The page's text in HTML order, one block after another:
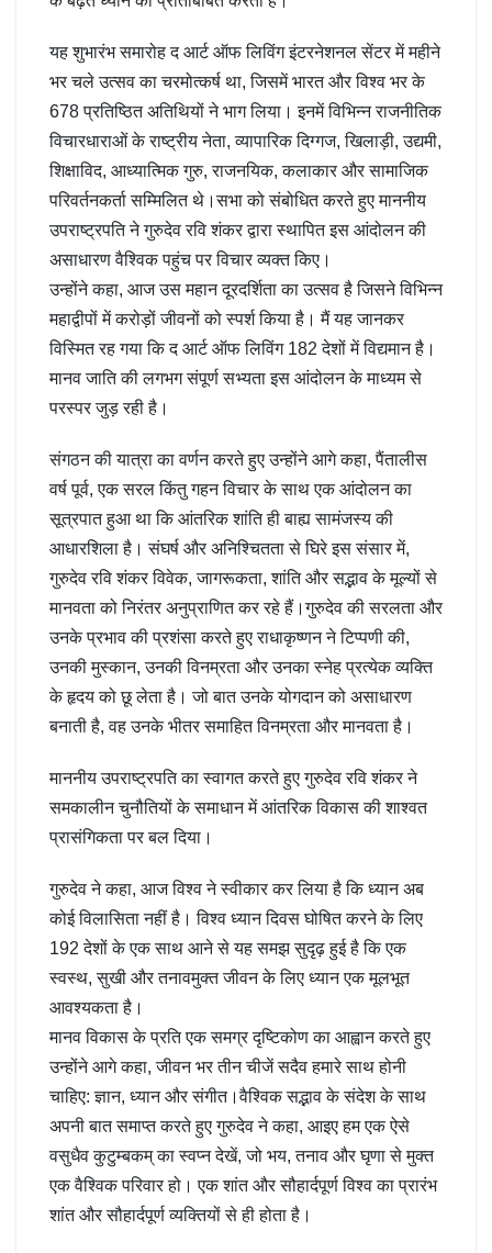
यह शुभारंभ समारोह द आर्ट ऑफ लिविंग इंटरनेशनल सेंटर में महीने
भर चले उत्सव का चरमोत्कर्ष था, जिसमें भारत और विश्व भर के
678 प्रतिष्ठित अतिथियों ने भाग लिया। इनमें विभिन्न राजनीतिक
विचारधाराओं के राष्ट्रीय नेता, व्यापारिक दिग्गज, खिलाड़ी, उद्यमी,
शिक्षाविद, आध्यात्मिक गुरु, राजनयिक, कलाकार और सामाजिक
परिवर्तनकर्ता सम्मिलित थे।सभा को संबोधित करते हुए माननीय
उपराष्ट्रपति ने गुरुदेव रवि शंकर द्वारा स्थापित इस आंदोलन की
असाधारण वैश्विक पहुंच पर विचार व्यक्त किए।
उन्होंने कहा, आज उस महान दूरदर्शिता का उत्सव है जिसने विभिन्न
महाद्वीपों में करोड़ों जीवनों को स्पर्श किया है। मैं यह जानकर
विस्मित रह गया कि द आर्ट ऑफ लिविंग 182 देशों में विद्यमान है।
मानव जाति की लगभग संपूर्ण सभ्यता इस आंदोलन के माध्यम से
परस्पर जुड़ रही है।
संगठन की यात्रा का वर्णन करते हुए उन्होंने आगे कहा, पैंतालीस
वर्ष पूर्व, एक सरल किंतु गहन विचार के साथ एक आंदोलन का
सूत्रपात हुआ था कि आंतरिक शांति ही बाह्य सामंजस्य की
आधारशिला है। संघर्ष और अनिश्चितता से घिरे इस संसार में,
गुरुदेव रवि शंकर विवेक, जागरूकता, शांति और सद्भाव के मूल्यों से
मानवता को निरंतर अनुप्राणित कर रहे हैं।गुरुदेव की सरलता और
उनके प्रभाव की प्रशंसा करते हुए राधाकृष्णन ने टिप्पणी की,
उनकी मुस्कान, उनकी विनम्रता और उनका स्नेह प्रत्येक व्यक्ति
के हृदय को छू लेता है। जो बात उनके योगदान को असाधारण
बनाती है, वह उनके भीतर समाहित विनम्रता और मानवता है।
माननीय उपराष्ट्रपति का स्वागत करते हुए गुरुदेव रवि शंकर ने
समकालीन चुनौतियों के समाधान में आंतरिक विकास की शाश्वत
प्रासंगिकता पर बल दिया।
गुरुदेव ने कहा, आज विश्व ने स्वीकार कर लिया है कि ध्यान अब
कोई विलासिता नहीं है। विश्व ध्यान दिवस घोषित करने के लिए
192 देशों के एक साथ आने से यह समझ सुदृढ़ हुई है कि एक
स्वस्थ, सुखी और तनावमुक्त जीवन के लिए ध्यान एक मूलभूत
आवश्यकता है।
मानव विकास के प्रति एक समग्र दृष्टिकोण का आह्वान करते हुए
उन्होंने आगे कहा, जीवन भर तीन चीजें सदैव हमारे साथ होनी
चाहिए: ज्ञान, ध्यान और संगीत।वैश्विक सद्भाव के संदेश के साथ
अपनी बात समाप्त करते हुए गुरुदेव ने कहा, आइए हम एक ऐसे
वसुधैव कुटुम्बकम् का स्वप्न देखें, जो भय, तनाव और घृणा से मुक्त
एक वैश्विक परिवार हो। एक शांत और सौहार्दपूर्ण विश्व का प्रारंभ
शांत और सौहार्दपूर्ण व्यक्तियों से ही होता है।